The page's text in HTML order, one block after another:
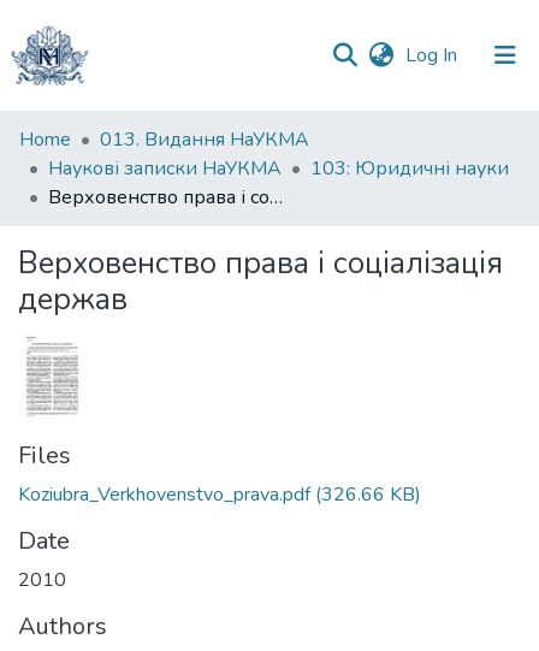
Log In (current)
Communities
&
Collections
Statistics
Home
013. Видання НаУКМА
Наукові записки НаУКМА
103: Юридичні науки
Верховенство права і соціалізація держав
Верховенство права і соціалізація
держав
Files
Koziubra_Verkhovenstvo_prava.pdf(326.66 KB)
Date
2010
Authors